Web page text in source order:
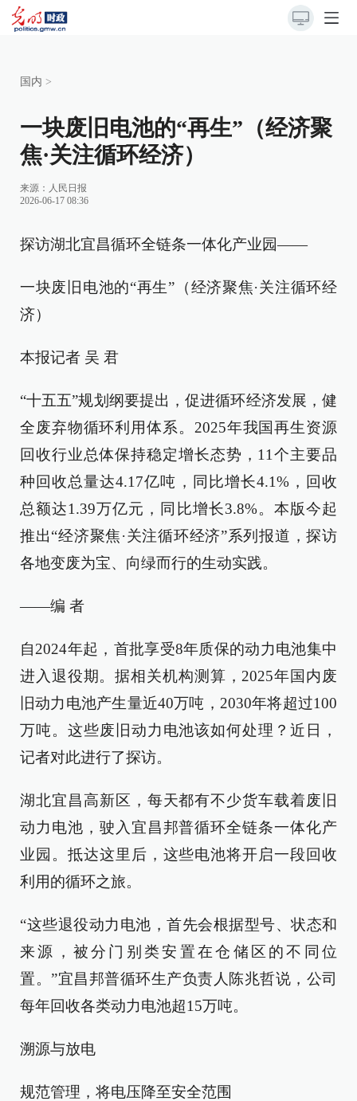
国内 >
一块废旧电池的“再生”（经济聚
焦·关注循环经济）
来源： 人民日报
2026-06-17 08:36
探访湖北宜昌循环全链条一体化产业园——
一块废旧电池的“再生”（经济聚焦·关注循环经
济）
本报记者 吴 君
“十五五”规划纲要提出，促进循环经济发展，健
全废弃物循环利用体系。2025年我国再生资源
回收行业总体保持稳定增长态势，11个主要品
种回收总量达4.17亿吨，同比增长4.1%，回收
总额达1.39万亿元，同比增长3.8%。本版今起
推出“经济聚焦·关注循环经济”系列报道，探访
各地变废为宝、向绿而行的生动实践。
——编 者
自2024年起，首批享受8年质保的动力电池集中
进入退役期。据相关机构测算，2025年国内废
旧动力电池产生量近40万吨，2030年将超过100
万吨。这些废旧动力电池该如何处理？近日，
记者对此进行了探访。
湖北宜昌高新区，每天都有不少货车载着废旧
动力电池，驶入宜昌邦普循环全链条一体化产
业园。抵达这里后，这些电池将开启一段回收
利用的循环之旅。
“这些退役动力电池，首先会根据型号、状态和
来源，被分门别类安置在仓储区的不同位
置。”宜昌邦普循环生产负责人陈兆哲说，公司
每年回收各类动力电池超15万吨。
溯源与放电
规范管理，将电压降至安全范围